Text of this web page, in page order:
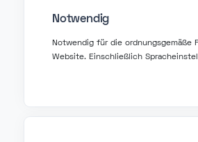
Notwendig
Notwendig für die ordnungsgemäße
Website. Einschließlich